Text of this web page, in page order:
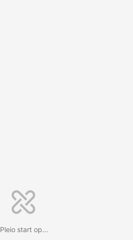
Pleio start op...